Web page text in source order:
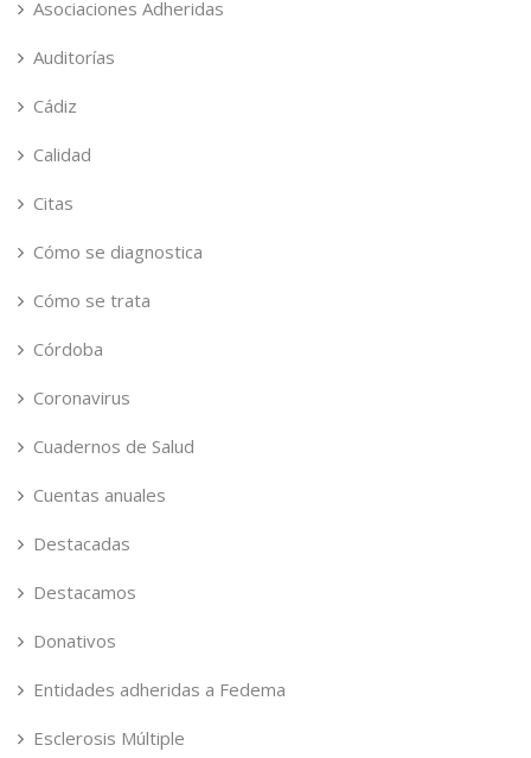
Asociaciones Adheridas
Auditorías
Cádiz
Calidad
Citas
Cómo se diagnostica
Cómo se trata
Córdoba
Coronavirus
Cuadernos de Salud
Cuentas anuales
Destacadas
Destacamos
Donativos
Entidades adheridas a Fedema
Esclerosis Múltiple